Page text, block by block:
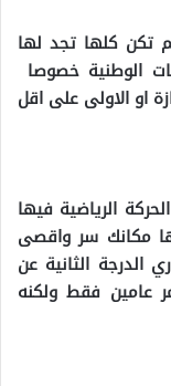
تكن كلها تجد لها
الوطنية خصوصا
او الاولى على اقل
الرياضية فيها
انديتها مكانك سر واقصى
لدوري الدرجة الثانية عن
عامين فقط ولكنه